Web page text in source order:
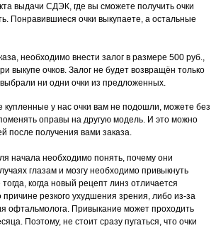
выдачи СДЭК, где вы сможете получить очки
Понравившиеся очки выкупаете, а остальные
необходимо внести залог в размере 500 руб.,
выкупе очков. Залог не будет возвращён только
ни одни очки из предложенных.
купленные у нас очки вам не подошли, можете без
оправы на другую модель. И это можно
после получения вами заказа.
начала необходимо понять, почему они
глазам и мозгу необходимо привыкнуть
когда новый рецепт линз отличается
резкого ухудшения зрения, либо из-за
офтальмолога. Привыкание может проходить
Поэтому, не стоит сразу пугаться, что очки